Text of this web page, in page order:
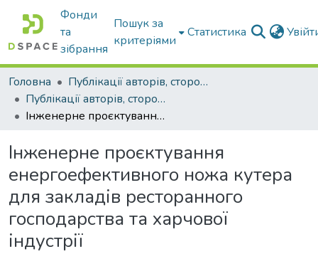
Фонди
та
зібрання
Пошук за
критеріями
Статистика
Головна
Публікації авторів, сторонніх університету
Публікації авторів, сторонніх університету
Інженерне проєктування енергоефективного ножа кутера для закладів ресторанного господарства та харчової індустрії
Інженерне проєктування
енергоефективного ножа кутера
для закладів ресторанного
господарства та харчової
індустрії